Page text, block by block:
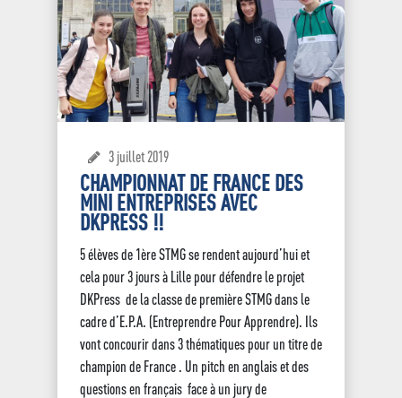
3 juillet 2019
CHAMPIONNAT DE FRANCE DES
MINI ENTREPRISES AVEC
DKPRESS !!
5 élèves de 1ère STMG se rendent aujourd’hui et
cela pour 3 jours à Lille pour défendre le projet
DKPress de la classe de première STMG dans le
cadre d’E.P.A. (Entreprendre Pour Apprendre). Ils
vont concourir dans 3 thématiques pour un titre de
champion de France . Un pitch en anglais et des
questions en français face à un jury de